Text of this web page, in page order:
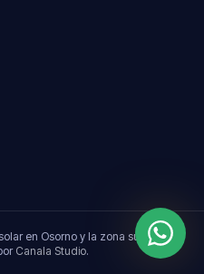
en Osorno y la zona sur.
Canala Studio.